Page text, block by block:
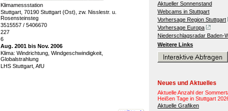
Aktueller Sonnenstand
Webcams in Stuttgart
Vorhersage Region Stuttgart
Vorhersage Europa
Niederschlagsradar Baden-
Weitere Links
Neues und Aktuelles
Aktuelle Anzahl der
Heißen Tage in Stuttgart
Aktuelle Grafiken
Klimamessstation
Stuttgart, 70190 Stuttgart (Ost), zw. Nisslestr. u.
Rosensteinsteg
3515557 / 5406670
227
6
Aug. 2001 bis Nov. 2006
Klima: Windrichtung, Windgeschwindigkeit,
Globalstrahlung
LHS Stuttgart, AfU